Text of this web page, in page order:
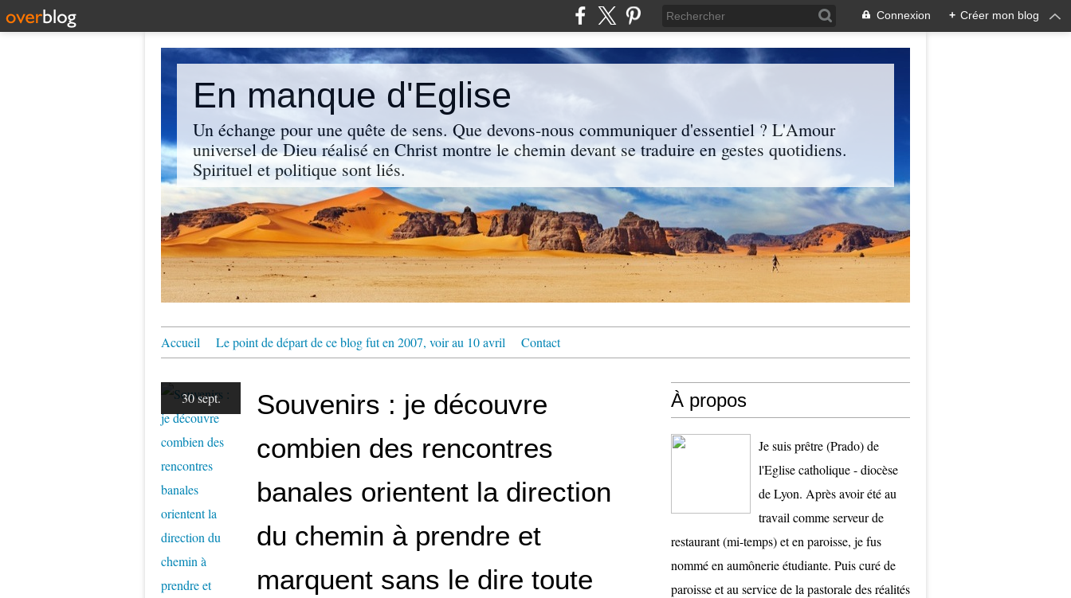
Connexion + Créer mon blog
En manque d'Eglise
Un échange pour une quête de sens. Que devons-nous communiquer d'essentiel ? L'Amour
universel de Dieu réalisé en Christ montre le chemin devant se traduire en gestes quotidiens.
Spirituel et politique sont liés.
Accueil Le point de départ de ce blog fut en 2007, voir au 10 avril Contact
30 sept.
Souvenirs : je découvre
combien des rencontres
banales orientent la direction
du chemin à prendre et
marquent sans le dire toute
À propos
Je suis prêtre (Prado) de
l'Eglise catholique - diocèse
de Lyon. Après avoir été au
travail comme serveur de
restaurant (mi-temps) et en paroisse, je fus
nommé en aumônerie étudiante. Puis curé de
paroisse et au service de la pastorale des réalités